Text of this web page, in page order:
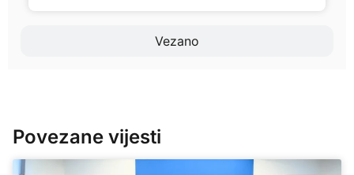
Vezano
Povezane vijesti